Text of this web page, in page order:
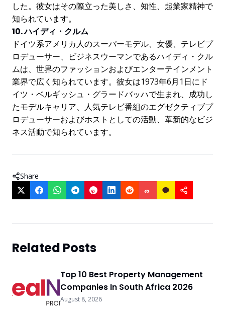
した。彼女はその際立った美しさ、知性、起業家精神で
知られています。
10. ハイディ・クルム
ドイツ系アメリカ人のスーパーモデル、女優、テレビプ
ロデューサー、ビジネスウーマンであるハイディ・クル
ムは、世界のファッションおよびエンターテインメント
業界で広く知られています。彼女は1973年6月1日にド
イツ・ベルギッシュ・グラードバッハで生まれ、成功し
たモデルキャリア、人気テレビ番組のエグゼクティブプ
ロデューサーおよびホストとしての活動、革新的なビジ
ネス活動で知られています。
Share
Related Posts
Top 10 Best Property Management
Companies In South Africa 2026
August 8, 2026